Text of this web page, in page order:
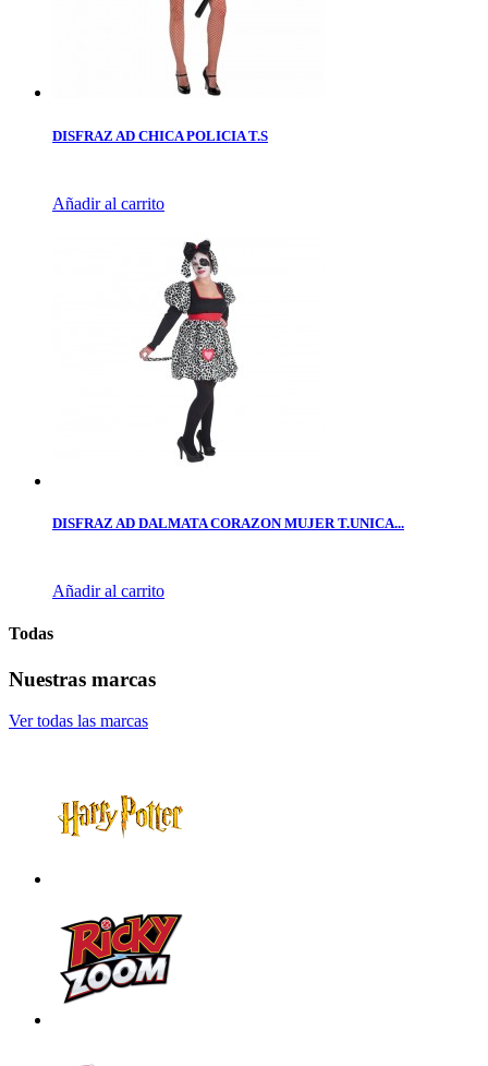
DISFRAZ AD CHICA POLICIA T.S
Añadir al carrito
DISFRAZ AD DALMATA CORAZON MUJER T.UNICA...
Añadir al carrito
Todas
Nuestras marcas
Ver todas las marcas